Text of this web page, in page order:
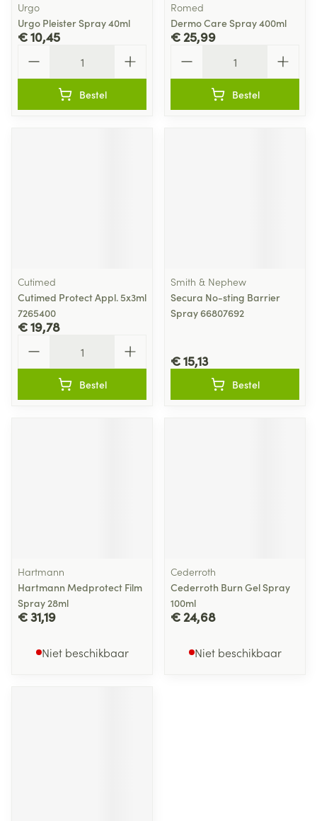
Urgo
Urgo Pleister Spray 40ml
€ 10,45
Bestel
Romed
Dermo Care Spray 400ml
€ 25,99
Bestel
Cutimed
Cutimed Protect Appl. 5x3ml
7265400
€ 19,78
Bestel
Smith & Nephew
Secura No-sting Barrier
Spray 66807692
€ 15,13
Bestel
Hartmann
Hartmann Medprotect Film
Spray 28ml
€ 31,19
Niet beschikbaar
Cederroth
Cederroth Burn Gel Spray
100ml
€ 24,68
Niet beschikbaar